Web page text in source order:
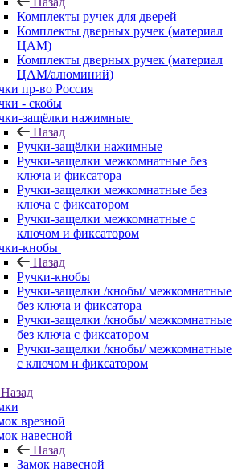
Комплекты ручек для дверей
Комплекты дверных ручек (материал
ЦАМ)
Комплекты дверных ручек (материал
ЦАМ/алюминий)
пр-во Россия
- скобы
защёлки нажимные
Назад
Ручки-защёлки нажимные
Ручки-защелки межкомнатные без
ключа и фиксатора
Ручки-защелки межкомнатные без
ключа с фиксатором
Ручки-защелки межкомнатные с
ключом и фиксатором
кнобы
Назад
Ручки-кнобы
Ручки-защелки /кнобы/ межкомнатные
без ключа и фиксатора
Ручки-защелки /кнобы/ межкомнатные
без ключа с фиксатором
Ручки-защелки /кнобы/ межкомнатные
с ключом и фиксатором
Назад
врезной
навесной
Назад
Замок навесной